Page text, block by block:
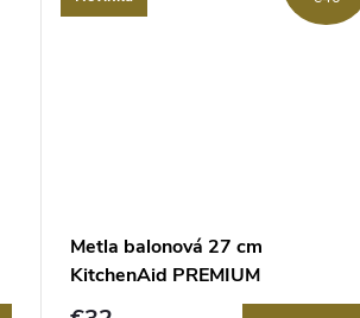
Metla balonová 27 cm
KitchenAid PREMIUM